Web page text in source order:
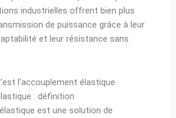
industrielles offrent bien plus
de puissance grâce à leur
et leur résistance sans
l’accouplement élastique
: définition
est une solution de